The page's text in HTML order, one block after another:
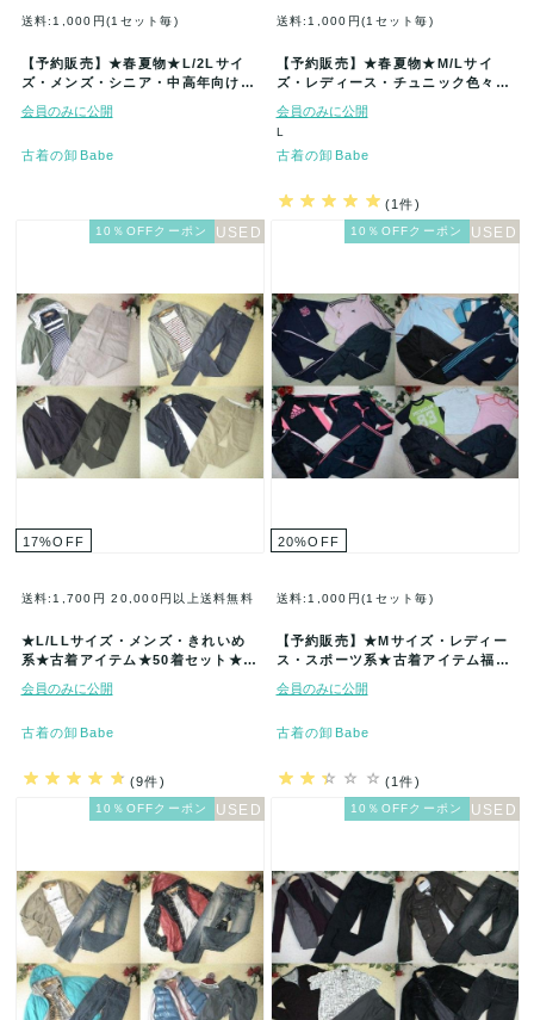
送料:1,000円(1セット毎)
【予約販売】★春夏物★L/2Lサイ
ズ・メンズ・シニア・中高年向け★
め…
会員のみに公開
古着の卸Babe
送料:1,000円(1セット毎)
【予約販売】★春夏物★M/Lサイ
ズ・レディース・チュニック色々★
と…
会員のみに公開
L
古着の卸Babe
(1件)
10％OFFクーポン
17%OFF
送料:1,700円 20,000円以上送料無料
★L/LLサイズ・メンズ・きれいめ
系★古着アイテム★50着セット★ま
入…
会員のみに公開
古着の卸Babe
(9件)
10％OFFクーポン
20%OFF
送料:1,000円(1セット毎)
【予約販売】★Mサイズ・レディー
ス・スポーツ系★古着アイテム福袋
★…
会員のみに公開
古着の卸Babe
(1件)
10％OFFクーポン 10％OFFクーポン